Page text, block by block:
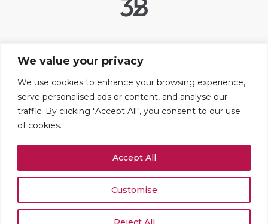
We value your privacy
We use cookies to enhance your browsing experience,
serve personalised ads or content, and analyse our
traffic. By clicking "Accept All", you consent to our use
of cookies.
Customise
Accept All
Liens utiles
Contact
Mentions légales
Paramétrer les cookies
109 boulevard Haussmann
75008 PARIS
Rue du Stand 51
1204 GENÈVE